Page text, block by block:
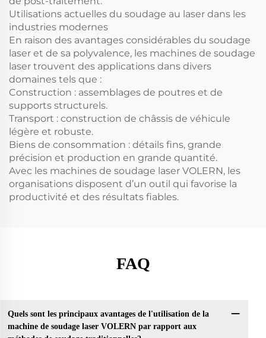
Utilisations actuelles du soudage au laser dans les
industries modernes
En raison des avantages considérables du soudage
laser et de sa polyvalence, les machines de soudage
laser trouvent des applications dans divers
domaines tels que :
Construction : assemblages de poutres et de
supports structurels.
Transport : construction de châssis de véhicule
légère et robuste.
Biens de consommation : détails fins, grande
précision et production en grande quantité.
Avec les machines de soudage laser VOLERN, les
organisations disposent d’un outil qui favorise la
productivité et des résultats fiables.
FAQ
Quels sont les principaux avantages de l'utilisation de la
machine de soudage laser VOLERN par rapport aux